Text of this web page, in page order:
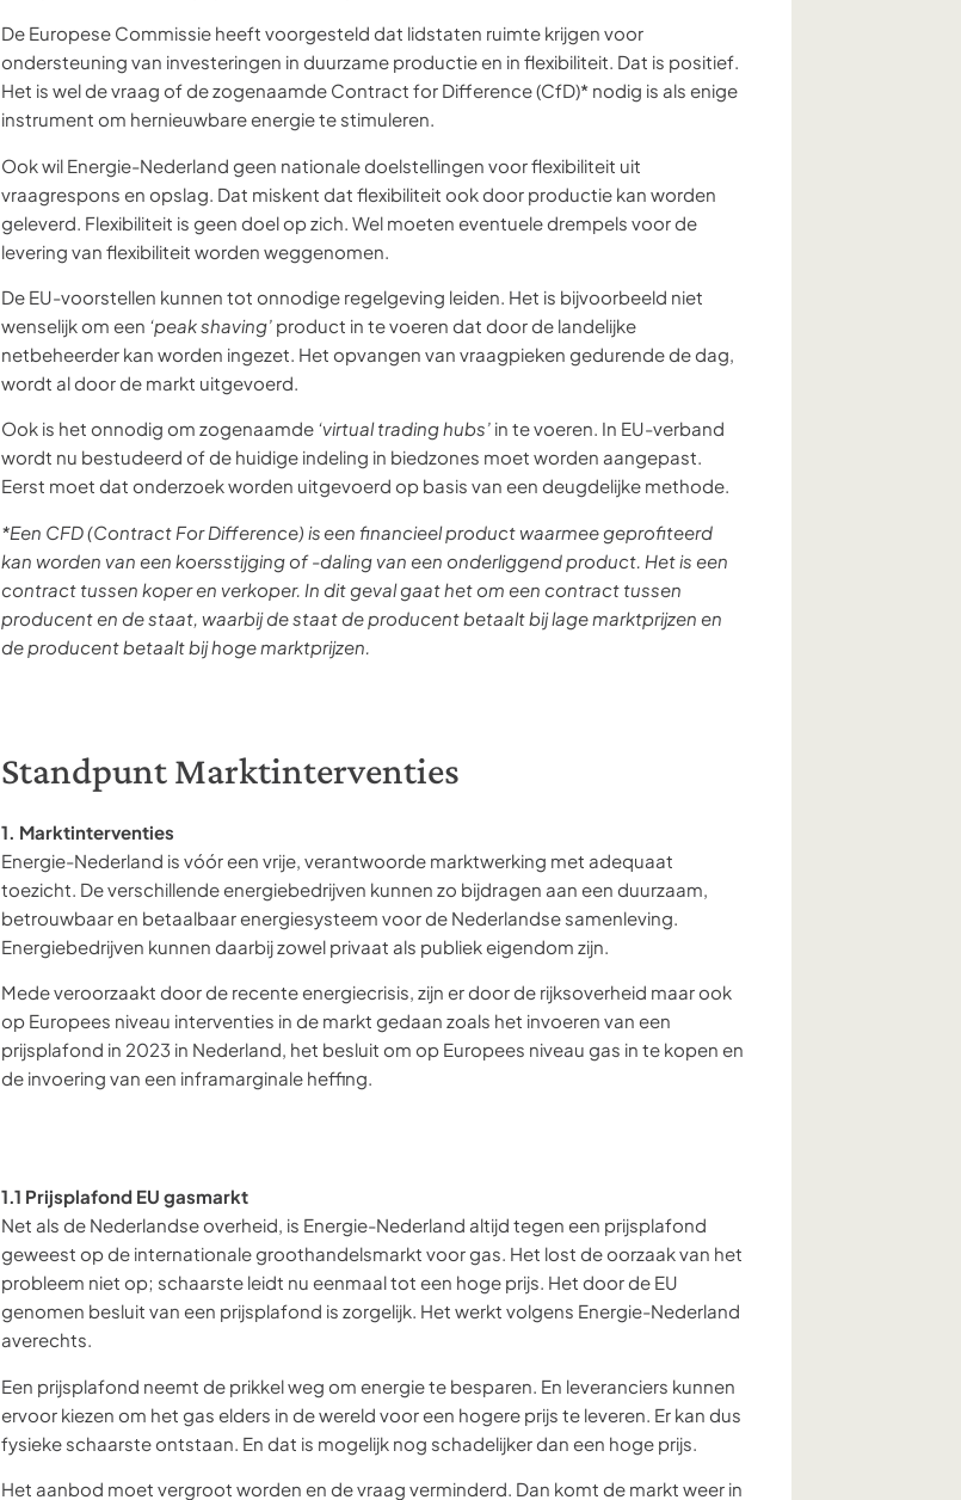
De Europese Commissie heeft voorgesteld dat lidstaten ruimte krijgen voor
ondersteuning van investeringen in duurzame productie en in flexibiliteit. Dat is positief.
Het is wel de vraag of de zogenaamde Contract for Difference (CfD)* nodig is als enige
instrument om hernieuwbare energie te stimuleren.
Ook wil Energie-Nederland geen nationale doelstellingen voor flexibiliteit uit
vraagrespons en opslag. Dat miskent dat flexibiliteit ook door productie kan worden
geleverd. Flexibiliteit is geen doel op zich. Wel moeten eventuele drempels voor de
levering van flexibiliteit worden weggenomen.
De EU-voorstellen kunnen tot onnodige regelgeving leiden. Het is bijvoorbeeld niet
wenselijk om een ‘peak shaving’ product in te voeren dat door de landelijke
netbeheerder kan worden ingezet. Het opvangen van vraagpieken gedurende de dag,
wordt al door de markt uitgevoerd.
Ook is het onnodig om zogenaamde ‘virtual trading hubs’ in te voeren. In EU-verband
wordt nu bestudeerd of de huidige indeling in biedzones moet worden aangepast.
Eerst moet dat onderzoek worden uitgevoerd op basis van een deugdelijke methode.
*Een CFD (Contract For Difference) is een financieel product waarmee geprofiteerd
kan worden van een koersstijging of -daling van een onderliggend product. Het is een
contract tussen koper en verkoper. In dit geval gaat het om een contract tussen
producent en de staat, waarbij de staat de producent betaalt bij lage marktprijzen en
de producent betaalt bij hoge marktprijzen.
Standpunt Marktinterventies
1. Marktinterventies
Energie-Nederland is vóór een vrije, verantwoorde marktwerking met adequaat
toezicht. De verschillende energiebedrijven kunnen zo bijdragen aan een duurzaam,
betrouwbaar en betaalbaar energiesysteem voor de Nederlandse samenleving.
Energiebedrijven kunnen daarbij zowel privaat als publiek eigendom zijn.
Mede veroorzaakt door de recente energiecrisis, zijn er door de rijksoverheid maar ook
op Europees niveau interventies in de markt gedaan zoals het invoeren van een
prijsplafond in 2023 in Nederland, het besluit om op Europees niveau gas in te kopen en
de invoering van een inframarginale heffing.
1.1 Prijsplafond EU gasmarkt
Net als de Nederlandse overheid, is Energie-Nederland altijd tegen een prijsplafond
geweest op de internationale groothandelsmarkt voor gas. Het lost de oorzaak van het
probleem niet op; schaarste leidt nu eenmaal tot een hoge prijs. Het door de EU
genomen besluit van een prijsplafond is zorgelijk. Het werkt volgens Energie-Nederland
averechts.
Een prijsplafond neemt de prikkel weg om energie te besparen. En leveranciers kunnen
ervoor kiezen om het gas elders in de wereld voor een hogere prijs te leveren. Er kan dus
fysieke schaarste ontstaan. En dat is mogelijk nog schadelijker dan een hoge prijs.
Het aanbod moet vergroot worden en de vraag verminderd. Dan komt de markt weer in